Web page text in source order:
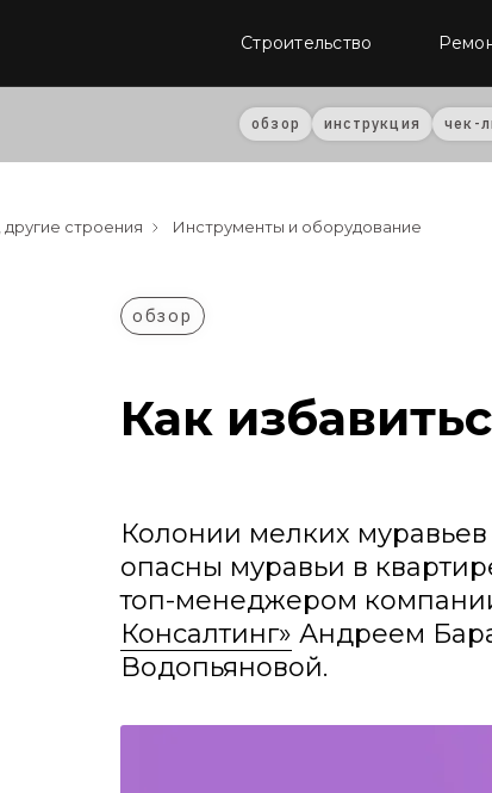
Строительство
обзор инструкция чек-
строения Инструменты и оборудование
обзор
Как
Колонии мелких
опасны муравьи в
топ-менеджером
Консалтинг» Андреем
Водопьяновой.